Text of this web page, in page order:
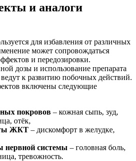
и аналоги
для избавления от различных
может сопровождаться
и передозировки.
дозы и использование препарата
к развитию побочных действий.
включены следующие
покровов – кожная сыпь, зуд,
отёк,
ЖКТ – дискомфорт в желудке,
нервной системы – головная боль,
тревожность.